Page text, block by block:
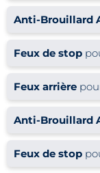
Anti-Brouillard
Feux de stop
Feux arrière
Anti-Brouillard
Feux de stop